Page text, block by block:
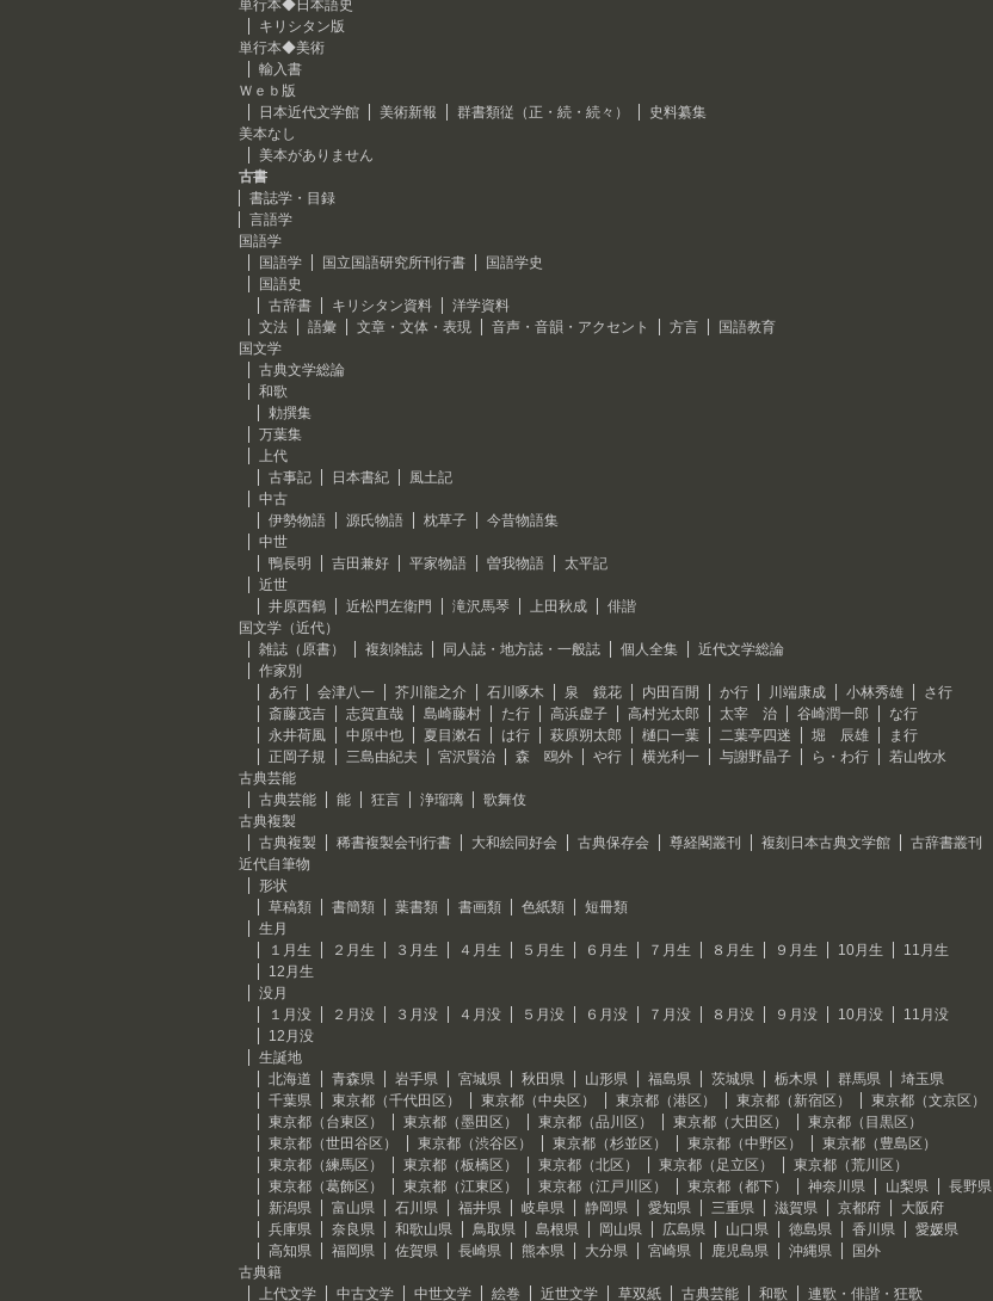
単行本◆日本語史
キリシタン版
単行本◆美術
輸入書
Ｗｅｂ版
日本近代文学館
美術新報 群書類従（正・続・続々）
史料纂集
美本なし
美本がありません
古書
書誌学・目録
言語学
国語学
国語学
国立国語研究所刊行書
国語学史
国語史
古辞書
キリシタン資料
洋学資料
文法
語彙 文章・文体・表現 音声・音韻・アクセント 方言
国語教育
国文学
古典文学総論
和歌
勅撰集
万葉集
上代
古事記
日本書紀
風土記
中古
伊勢物語
源氏物語 枕草子
今昔物語集
中世
鴨長明
吉田兼好 平家物語 曽我物語
太平記
近世
井原西鶴
近松門左衛門 滝沢馬琴 上田秋成
俳諧
国文学（近代）
雑誌（原書）
複刻雑誌 同人誌・地方誌・一般誌 個人全集
近代文学総論
作家別
あ行
会津八一 芥川龍之介 石川啄木 泉 鏡花 内田百閒 か行 川端康成 小林秀雄
さ行
斎藤茂吉
志賀直哉 島崎藤村 た行 高浜虚子 高村光太郎 太宰 治 谷崎潤一郎
な行
永井荷風
中原中也 夏目漱石 は行 萩原朔太郎 樋口一葉 二葉亭四迷 堀 辰雄
ま行
正岡子規
三島由紀夫 宮沢賢治 森 鴎外 や行 横光利一 与謝野晶子 ら・わ行
若山牧水
古典芸能
古典芸能
能 狂言 浄瑠璃
歌舞伎
古典複製
古典複製
稀書複製会刊行書 大和絵同好会 古典保存会 尊経閣叢刊 複刻日本古典文学館
古辞書叢刊
近代自筆物
形状
草稿類
書簡類 葉書類 書画類 色紙類
短冊類
生月
１月生
２月生 ３月生 ４月生 ５月生 ６月生 ７月生 ８月生 ９月生 10月生
11月生
12月生
没月
１月没
２月没 ３月没 ４月没 ５月没 ６月没 ７月没 ８月没 ９月没 10月没
11月没
12月没
生誕地
北海道
青森県 岩手県 宮城県 秋田県 山形県 福島県 茨城県 栃木県 群馬県
埼玉県
千葉県
東京都（千代田区） 東京都（中央区） 東京都（港区） 東京都（新宿区）
東京都（文京区）
東京都（台東区）
東京都（墨田区） 東京都（品川区） 東京都（大田区）
東京都（目黒区）
東京都（世田谷区）
東京都（渋谷区） 東京都（杉並区） 東京都（中野区）
東京都（豊島区）
東京都（練馬区）
東京都（板橋区） 東京都（北区） 東京都（足立区）
東京都（荒川区）
東京都（葛飾区）
東京都（江東区） 東京都（江戸川区） 東京都（都下） 神奈川県 山梨県
長野県
新潟県
富山県 石川県 福井県 岐阜県 静岡県 愛知県 三重県 滋賀県 京都府
大阪府
兵庫県
奈良県 和歌山県 鳥取県 島根県 岡山県 広島県 山口県 徳島県 香川県
愛媛県
高知県
福岡県 佐賀県 長崎県 熊本県 大分県 宮崎県 鹿児島県 沖縄県
国外
古典籍
上代文学
中古文学 中世文学 絵巻 近世文学 草双紙 古典芸能 和歌 連歌・俳諧・狂歌